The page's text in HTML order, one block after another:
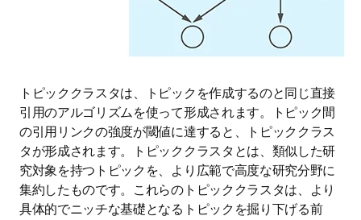
トピッククラスタは、トピックを作成するのと同じ直接
引用のアルゴリズムを使って形成されます。トピック間
の引用リンクの強度が閾値に達すると、トピッククラス
タが形成されます。トピッククラスタとは、類似した研
究対象を持つトピックを、より広範で高度な研究分野に
集約したものです。これらのトピッククラスタは、より
具体的でニッチな基礎となるトピックを掘り下げる前